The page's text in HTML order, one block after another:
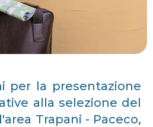
per la presentazione
alla selezione del
Trapani - Paceco,